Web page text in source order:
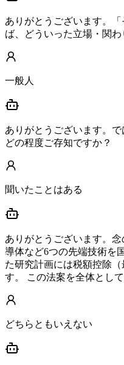
ありがとうございます。
ば、どういった立場・関
一般人
ありがとうございます。
どの程度ご存知ですか？
聞いたことはある
ありがとうございます。
導体など6つの先端技術を
た研究計画には税額控除
す。 この法案を全体とし
どちらともいえない